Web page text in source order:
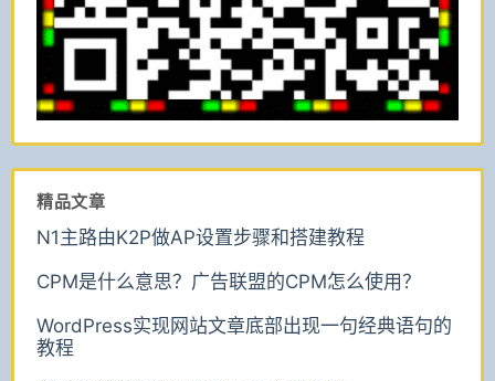
精品文章
N1主路由K2P做AP设置步骤和搭建教程
CPM是什么意思？广告联盟的CPM怎么使用？
WordPress实现网站文章底部出现一句经典语句的
教程